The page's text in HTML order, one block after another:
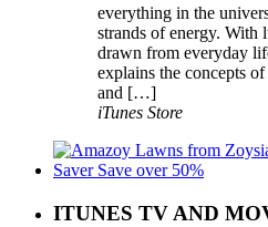
everything in the
strands of energy. With
drawn from everyday
explains the concepts
and […]
iTunes Store
ITUNES TV AND